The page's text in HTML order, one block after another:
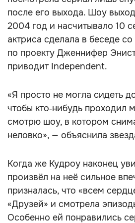
после его выхода. Шоу
2004 год и насчитывало 10
актриса сделала в беседе
по проекту Дженнифер
приводит Independent.
«Я просто не могла сидеть
чтобы кто‑нибудь проходил
смотрю шоу, в котором
неловко», — объяснила
Когда же Кудроу наконец
произвёл на неё сильное
призналась, что «всем
«Друзей» и смотрела
Особенно ей понравились